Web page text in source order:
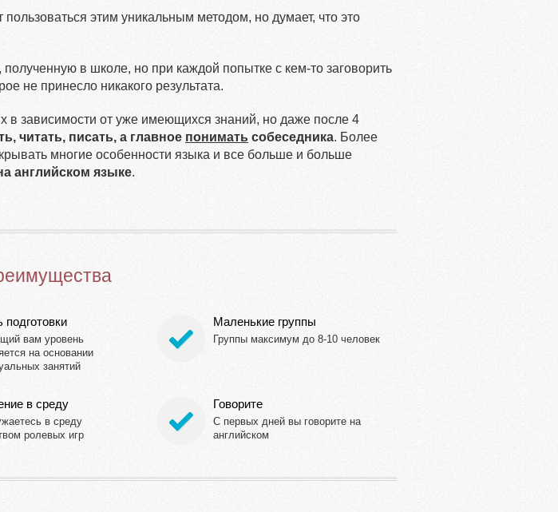
этим уникальным методом, но думает, что это
в школе, но при каждой попытке с кем-то заговорить
не принесло никакого результата.
в зависимости от уже имеющихся знаний, но даже после 4
читать, писать, а главное понимать собеседника. Более
многие особенности языка и все больше и больше
английском языке.
подготовки
вам уровень
на основании
занятий
Маленькие группы
Группы максимум до 8-10 человек
в среду
в среду
ролевых игр
Говорите
С первых дней вы говорите на
английском